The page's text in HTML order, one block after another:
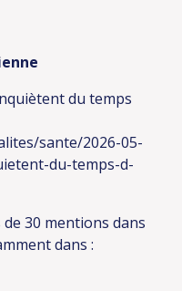
du temps
sante/2026-05-
du-temps-d-
30 mentions dans
dans :